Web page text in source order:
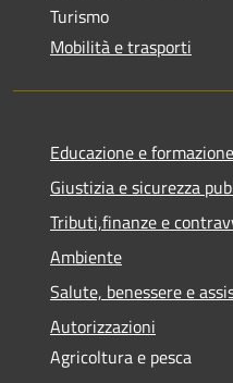
Turismo
Mobilità e trasporti
Educazione e formazione
Giustizia e sicurezza
Tributi,finanze e
Ambiente
Salute, benessere e
Autorizzazioni
Agricoltura e pesca